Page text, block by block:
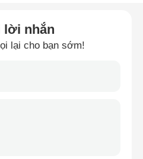
lời nhắn
lại cho bạn sớm!